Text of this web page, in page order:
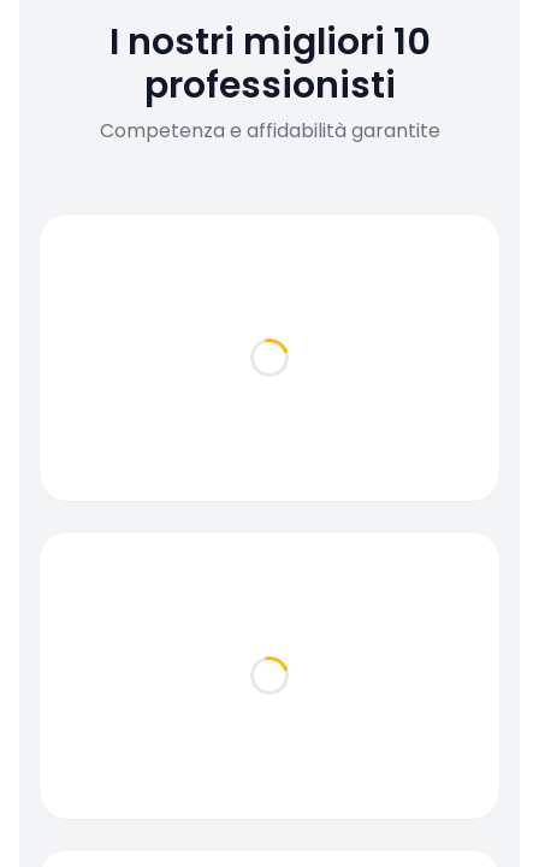
I nostri migliori 10
professionisti
Competenza e affidabilità garantite
Loading...
Loading...